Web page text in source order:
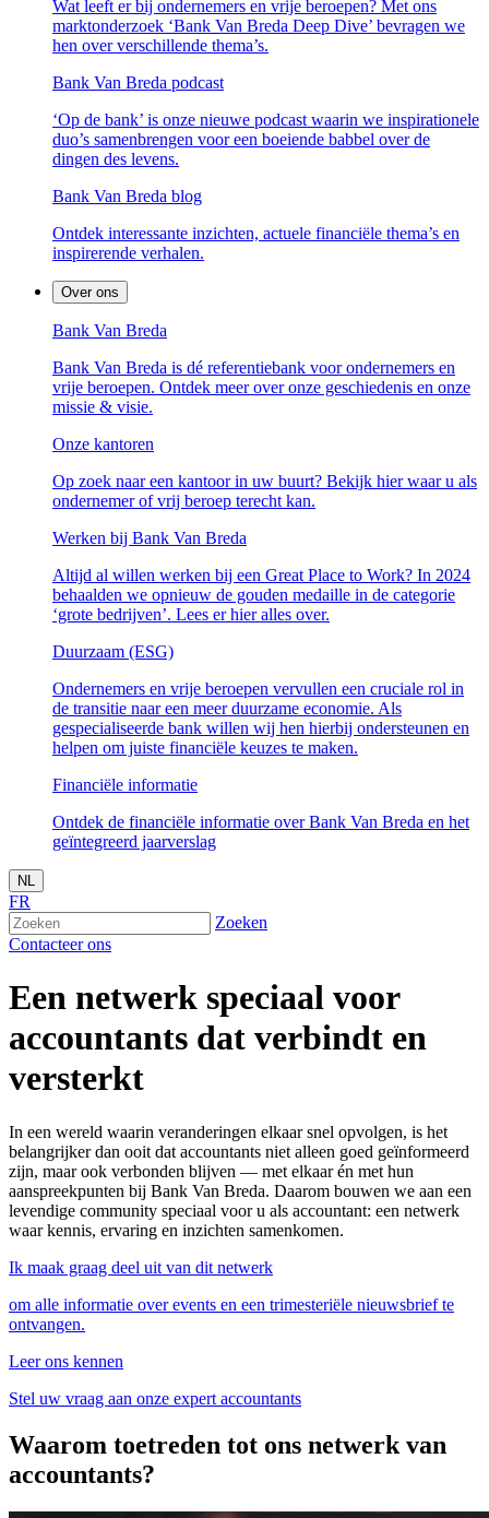
Wat leeft er bij ondernemers en vrije beroepen? Met ons
marktonderzoek ‘Bank Van Breda Deep Dive’ bevragen we
hen over verschillende thema’s.
Bank Van Breda podcast
‘Op de bank’ is onze nieuwe podcast waarin we inspirationele
duo’s samenbrengen voor een boeiende babbel over de
dingen des levens.
Bank Van Breda blog
Ontdek interessante inzichten, actuele financiële thema’s en
inspirerende verhalen.
Over ons
Bank Van Breda
Bank Van Breda is dé referentiebank voor ondernemers en
vrije beroepen. Ontdek meer over onze geschiedenis en onze
missie & visie.
Onze kantoren
Op zoek naar een kantoor in uw buurt? Bekijk hier waar u als
ondernemer of vrij beroep terecht kan.
Werken bij Bank Van Breda
Altijd al willen werken bij een Great Place to Work? In 2024
behaalden we opnieuw de gouden medaille in de categorie
‘grote bedrijven’. Lees er hier alles over.
Duurzaam (ESG)
Ondernemers en vrije beroepen vervullen een cruciale rol in
de transitie naar een meer duurzame economie. Als
gespecialiseerde bank willen wij hen hierbij ondersteunen en
helpen om juiste financiële keuzes te maken.
Financiële informatie
Ontdek de financiële informatie over Bank Van Breda en het
geïntegreerd jaarverslag
NL
FR
Zoeken
Contacteer ons
Een netwerk speciaal voor
accountants dat verbindt en
versterkt
In een wereld waarin veranderingen elkaar snel opvolgen, is het
belangrijker dan ooit dat accountants niet alleen goed geïnformeerd
zijn, maar ook verbonden blijven — met elkaar én met hun
aanspreekpunten bij Bank Van Breda. Daarom bouwen we aan een
levendige community speciaal voor u als accountant: een netwerk
waar kennis, ervaring en inzichten samenkomen.
Ik maak graag deel uit van dit netwerk
om alle informatie over events en een trimesteriële nieuwsbrief te
ontvangen.
Leer ons kennen
Stel uw vraag aan onze expert accountants
Waarom toetreden tot ons netwerk van
accountants?